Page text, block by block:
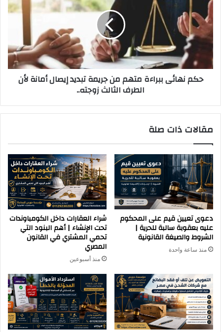
ببراءة
متهم
من
جريمة
تبديد
إيصال
أمانة
زوجته..
حكم نهائى ببراءة متهم من جريمة تبديد إيصال أمانة لأن
الطرف الثالث زوجته..
مقالات ذات صلة
دعوى تعيين قيم على المحكوم
عليه بعقوبة سالبة للحرية |
الشروط والصيغة القانونية
منذ ساعة واحدة
شراء العقارات داخل الكومباوندات
تحت الإنشاء | أهم البنود التي
تحمي المشتري في القانون
المصري
منذ أسبوعين